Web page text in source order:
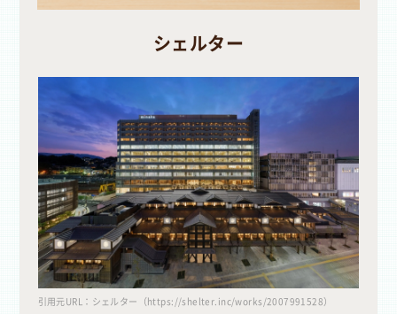
シェルター
引用元URL：シェルター（https://shelter.inc/works/2007991528）